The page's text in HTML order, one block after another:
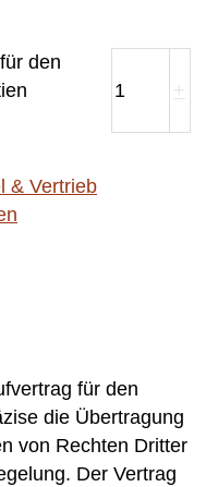
den
& Vertrieb
für den
die Übertragung
von Rechten Dritter
Der Vertrag